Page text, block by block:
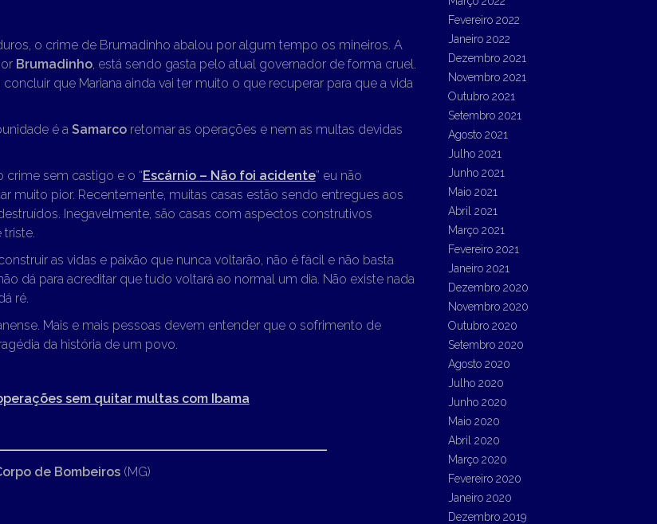
o crime de Brumadinho abalou por algum tempo os mineiros. A
Brumadinho, está sendo gasta pelo atual governador de forma cruel.
que Mariana ainda vai ter muito o que recuperar para que a vida
é a Samarcoretomar as operações e nem as multas devidas
crime sem castigo e o “Escárnio – Não foi acidente” eu não
muito pior. Recentemente, muitas casas estão sendo entregues aos
Inegavelmente, são casas com aspectos construtivos
triste.
as vidas e paixão que nunca voltarão, não é fácil e não basta
dá para acreditar que tudo voltará ao normal um dia. Não existe nada
ré.
Mais e mais pessoas devem entender que o sofrimento de
da história de um povo.
sem quitar multas com Ibama
de Bombeiros (MG)
Fevereiro 2022
Janeiro 2022
Dezembro 2021
Novembro 2021
Outubro 2021
Setembro 2021
Agosto 2021
Julho 2021
Junho 2021
Maio 2021
Abril 2021
Março 2021
Fevereiro 2021
Janeiro 2021
Dezembro 2020
Novembro 2020
Outubro 2020
Setembro 2020
Agosto 2020
Julho 2020
Junho 2020
Maio 2020
Abril 2020
Março 2020
Fevereiro 2020
Janeiro 2020
Dezembro 2019